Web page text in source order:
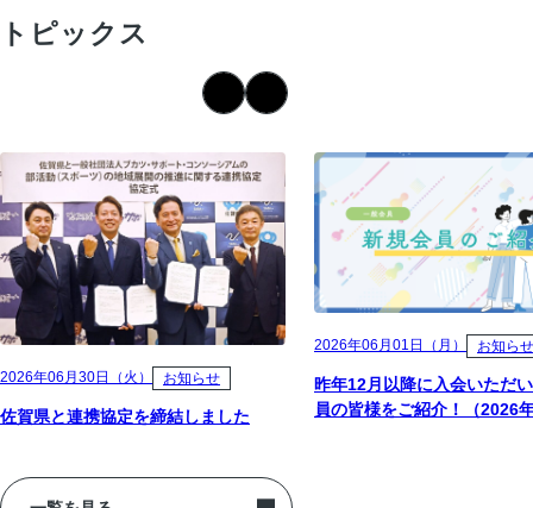
トピックス
2026年06月30日（火） お知らせ
佐賀県と連携協定を締結しました
2026年06月01日（月） お知らせ
昨年12月以降に入会いただ
員の皆様をご紹介！（2026